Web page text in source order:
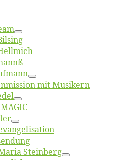
mit Musikern
Steinberg